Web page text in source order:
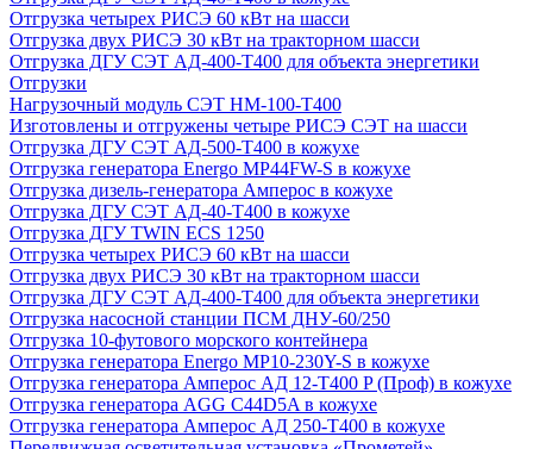
Отгрузка четырех РИСЭ 60 кВт на шасси
Отгрузка двух РИСЭ 30 кВт на тракторном шасси
Отгрузка ДГУ СЭТ АД-400-Т400 для объекта энергетики
Отгрузки
Нагрузочный модуль СЭТ НМ-100-Т400
Изготовлены и отгружены четыре РИСЭ СЭТ на шасси
Отгрузка ДГУ СЭТ АД-500-Т400 в кожухе
Отгрузка генератора Energo MP44FW-S в кожухе
Отгрузка дизель-генератора Амперос в кожухе
Отгрузка ДГУ СЭТ АД-40-Т400 в кожухе
Отгрузка ДГУ TWIN ECS 1250
Отгрузка четырех РИСЭ 60 кВт на шасси
Отгрузка двух РИСЭ 30 кВт на тракторном шасси
Отгрузка ДГУ СЭТ АД-400-Т400 для объекта энергетики
Отгрузка насосной станции ПСМ ДНУ-60/250
Отгрузка 10-футового морского контейнера
Отгрузка генератора Energo MP10-230Y-S в кожухе
Отгрузка генератора Амперос АД 12-Т400 P (Проф) в кожухе
Отгрузка генератора AGG C44D5A в кожухе
Отгрузка генератора Амперос АД 250-Т400 в кожухе